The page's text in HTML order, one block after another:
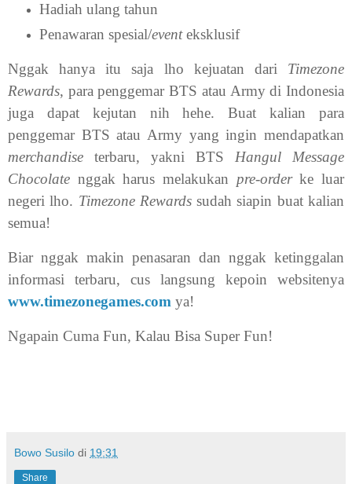
Hadiah ulang tahun
Penawaran spesial/eventeksklusif
Nggak hanya itu saja lho kejuatan dari Timezone
Rewards, para penggemar BTS atau Army di Indonesia
juga dapat kejutan nih hehe. Buat kalian para
penggemar BTS atau Army yang ingin mendapatkan
merchandise terbaru, yakni BTS Hangul Message
Chocolate nggak harus melakukan pre-orderke luar
negeri lho. Timezone Rewardssudah siapin buat kalian
semua!
Biar nggak makin penasaran dan nggak ketinggalan
informasi terbaru, cus langsung kepoin websitenya
www.timezonegames.com ya!
Ngapain Cuma Fun, Kalau Bisa Super Fun!
Bowo Susilo di 19:31
Share